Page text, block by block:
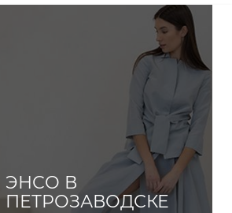
ЭНСО В
ПЕТРОЗАВОДСКЕ